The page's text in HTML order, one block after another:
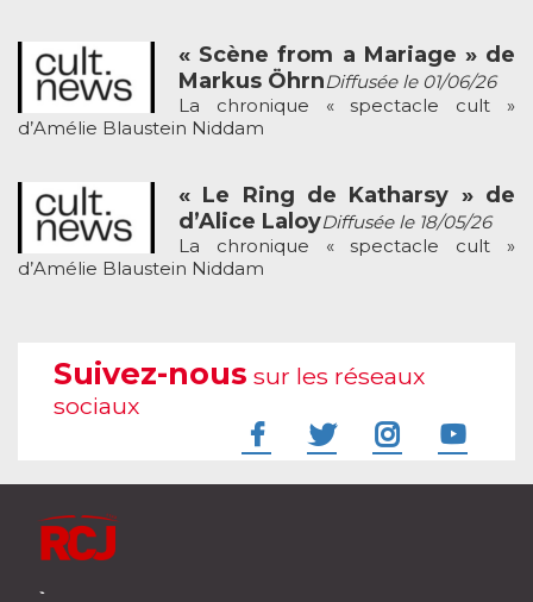
« Scène from a Mariage » de
Markus ÖhrnDiffusée le 01/06/26
La chronique « spectacle cult »
d’Amélie Blaustein Niddam
« Le Ring de Katharsy » de
d’Alice LaloyDiffusée le 18/05/26
La chronique « spectacle cult »
d’Amélie Blaustein Niddam
Suivez-nous sur les réseaux
sociaux